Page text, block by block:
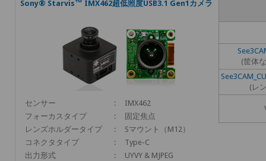
Sony® Starvis™ IMX462超低照度USB3.1 Gen1カメラ
センサー :
IMX462
フォーカスタイプ
:
固定焦点
レンズホルダータイプ
:
Sマウント（M12）
コネクタタイプ
:
Type-C
出力形式
: UYVY & MJPEG
(筐体
(レ